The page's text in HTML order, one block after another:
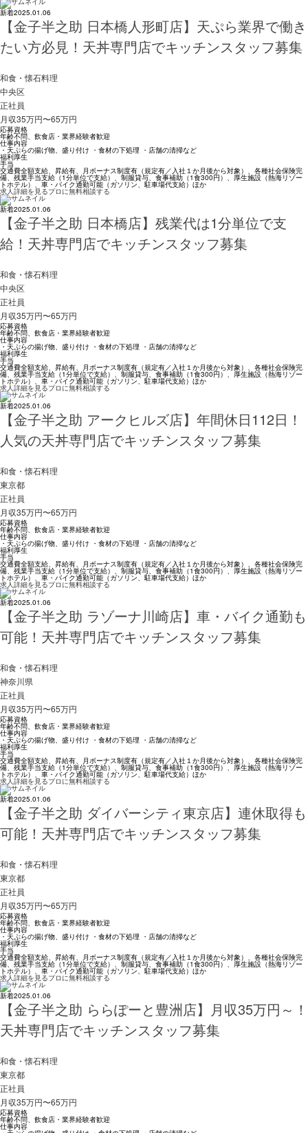
新着2025.01.06
【金子半之助 日本橋人形町店】天ぷら業界で働き
たい方必見！天丼専門店でキッチンスタッフ募集
和食・懐石料理
中央区
正社員
月収35万円〜65万円
応募資格
年齢不問、飲食店・業界経験者歓迎
仕事内容
・天ぷらの揚げ物、盛り付け ・食材の下処理 ・店舗の清掃など
福利厚生
手当
交通費全額支給、昇給有、月ボーナス制度有（規定有／入社１か月後から対象）、各種社会保険完
備、残業手当支給（1分単位で支給）、制服貸与、食事補助（1食300円）、厚生施設（熱海リゾー
トホテル）、車・バイク通勤可能（ガソリン、駐車場代支給）ほか
求人詳細を見るプロに無料相談する
新着2025.01.06
【金子半之助 日本橋店】残業代は1分単位で支
給！天丼専門店でキッチンスタッフ募集
和食・懐石料理
中央区
正社員
月収35万円〜65万円
応募資格
年齢不問、飲食店・業界経験者歓迎
仕事内容
・天ぷらの揚げ物、盛り付け ・食材の下処理 ・店舗の清掃など
福利厚生
手当
交通費全額支給、昇給有、月ボーナス制度有（規定有／入社１か月後から対象）、各種社会保険完
備、残業手当支給（1分単位で支給）、制服貸与、食事補助（1食300円）、厚生施設（熱海リゾー
トホテル）、車・バイク通勤可能（ガソリン、駐車場代支給）ほか
求人詳細を見るプロに無料相談する
新着2025.01.06
【金子半之助 アークヒルズ店】年間休日112日！
人気の天丼専門店でキッチンスタッフ募集
和食・懐石料理
東京都
正社員
月収35万円〜65万円
応募資格
年齢不問、飲食店・業界経験者歓迎
仕事内容
・天ぷらの揚げ物、盛り付け ・食材の下処理 ・店舗の清掃など
福利厚生
手当
交通費全額支給、昇給有、月ボーナス制度有（規定有／入社１か月後から対象）、各種社会保険完
備、残業手当支給（1分単位で支給）、制服貸与、食事補助（1食300円）、厚生施設（熱海リゾー
トホテル）、車・バイク通勤可能（ガソリン、駐車場代支給）ほか
求人詳細を見るプロに無料相談する
新着2025.01.06
【金子半之助 ラゾーナ川崎店】車・バイク通勤も
可能！天丼専門店でキッチンスタッフ募集
和食・懐石料理
神奈川県
正社員
月収35万円〜65万円
応募資格
年齢不問、飲食店・業界経験者歓迎
仕事内容
・天ぷらの揚げ物、盛り付け ・食材の下処理 ・店舗の清掃など
福利厚生
手当
交通費全額支給、昇給有、月ボーナス制度有（規定有／入社１か月後から対象）、各種社会保険完
備、残業手当支給（1分単位で支給）、制服貸与、食事補助（1食300円）、厚生施設（熱海リゾー
トホテル）、車・バイク通勤可能（ガソリン、駐車場代支給）ほか
求人詳細を見るプロに無料相談する
新着2025.01.06
【金子半之助 ダイバーシティ東京店】連休取得も
可能！天丼専門店でキッチンスタッフ募集
和食・懐石料理
東京都
正社員
月収35万円〜65万円
応募資格
年齢不問、飲食店・業界経験者歓迎
仕事内容
・天ぷらの揚げ物、盛り付け ・食材の下処理 ・店舗の清掃など
福利厚生
手当
交通費全額支給、昇給有、月ボーナス制度有（規定有／入社１か月後から対象）、各種社会保険完
備、残業手当支給（1分単位で支給）、制服貸与、食事補助（1食300円）、厚生施設（熱海リゾー
トホテル）、車・バイク通勤可能（ガソリン、駐車場代支給）ほか
求人詳細を見るプロに無料相談する
新着2025.01.06
【金子半之助 ららぽーと豊洲店】月収35万円～！
天丼専門店でキッチンスタッフ募集
和食・懐石料理
東京都
正社員
月収35万円〜65万円
応募資格
年齢不問、飲食店・業界経験者歓迎
仕事内容